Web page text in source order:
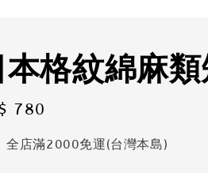
本格紋綿麻
780
全店滿2000免運(台灣本島)